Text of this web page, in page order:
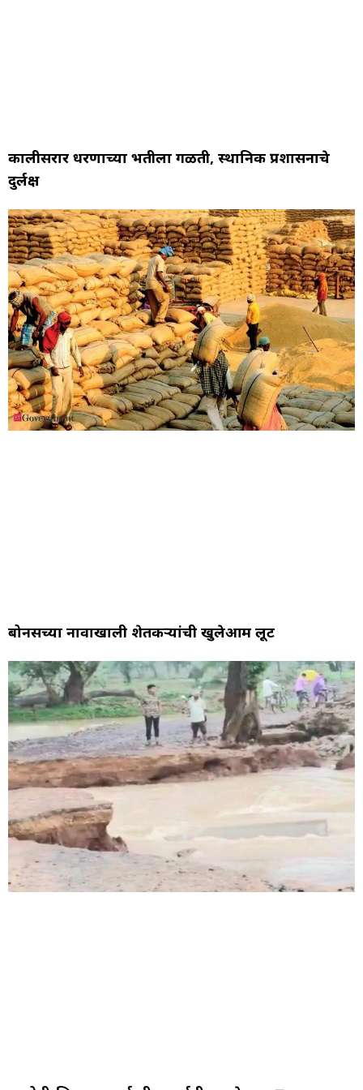
कालीसरार धरणाच्या भिंतीला गळती, स्थानिक प्रशासनाचे
दुर्लक्ष
बोनसच्या नावाखाली शेतकऱ्यांची खुलेआम लूट